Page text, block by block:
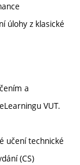
úlohy z klasické
a
VUT.
učení technické
(CS)